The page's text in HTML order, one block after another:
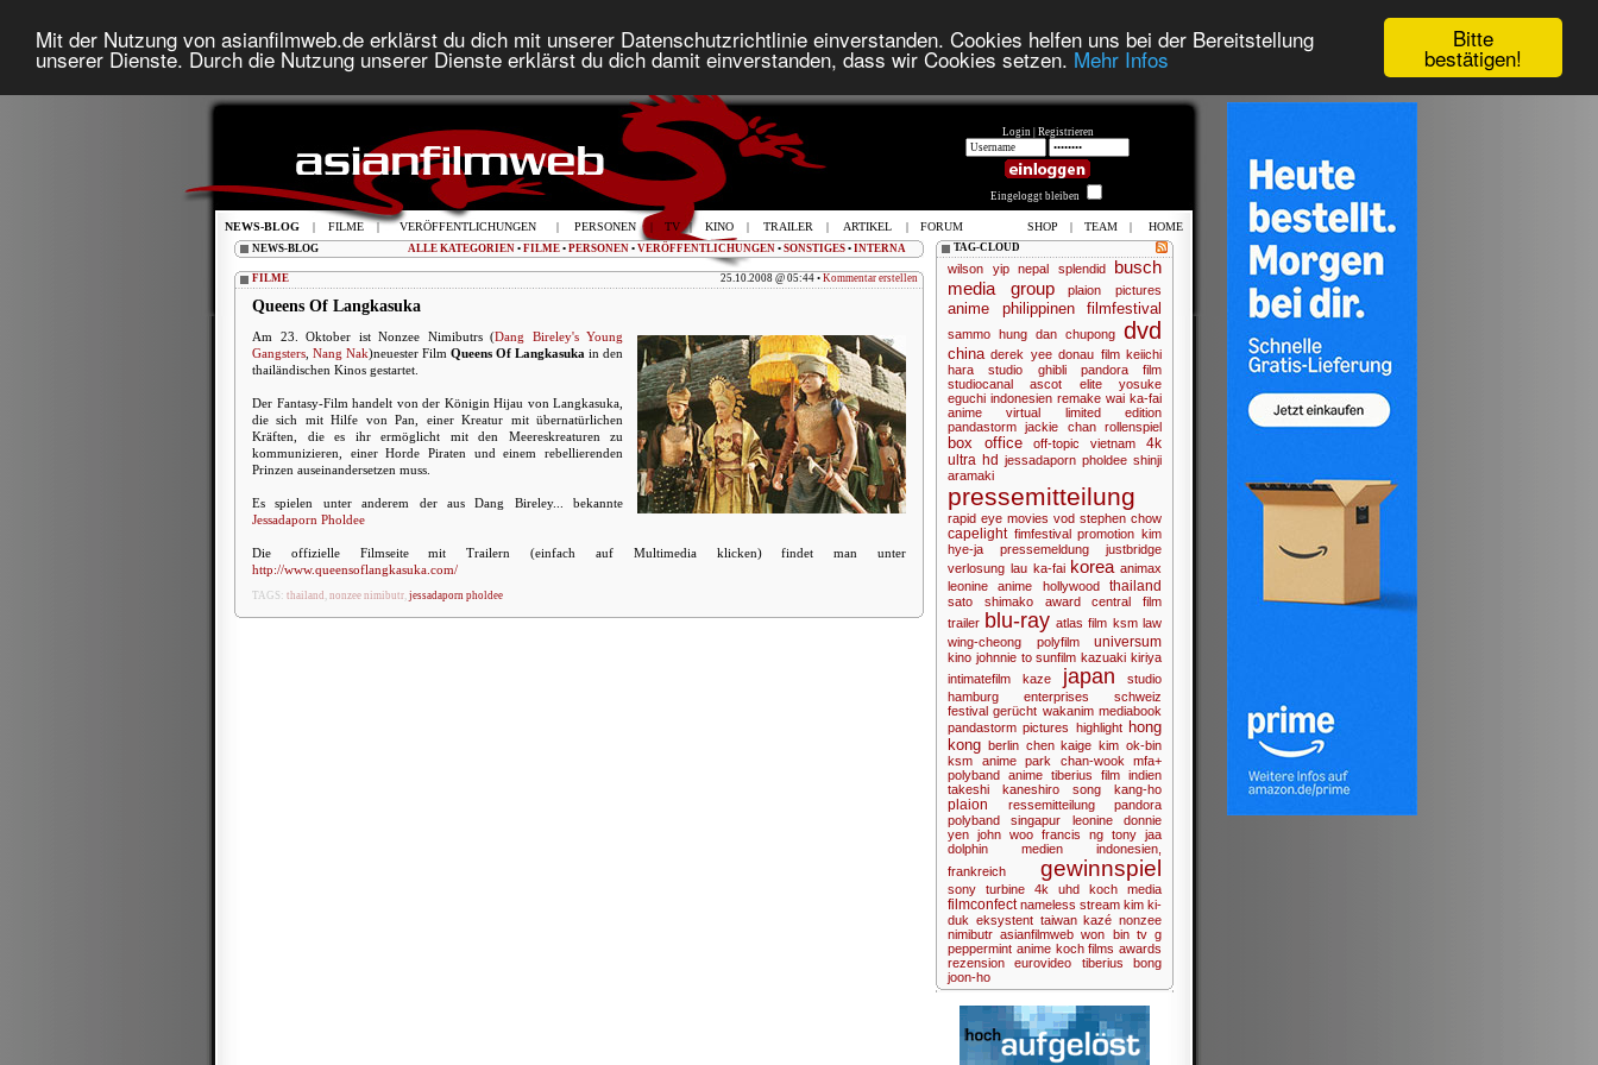
Bitte
bestätigen!
Mit der Nutzung von asianfilmweb.de erklärst du dich mit unserer Datenschutzrichtlinie einverstanden. Cookies helfen uns bei der Bereitstellung
unserer Dienste. Durch die Nutzung unserer Dienste erklärst du dich damit einverstanden, dass wir Cookies setzen. Mehr Infos
NEWS-BLOG | FILME | VERÖFFENTLICHUNGEN | PERSONEN | TV | KINO | TRAILER | ARTIKEL | FORUM SHOP | TEAM | HOME
Login | Registrieren
Eingeloggt bleiben
ALLE KATEGORIEN • FILME • PERSONEN • VERÖFFENTLICHUNGEN • SONSTIGES • INTERNA
NEWS-BLOG
25.10.2008 @ 05:44 • Kommentar erstellen
FILME
Queens Of Langkasuka
Am 23. Oktober ist Nonzee Nimibutrs (Dang Bireley's Young
Gangsters Nang Nak)neuester Film Queens Of Langkasuka in den
thailändischen Kinos gestartet.
Der Fantasy-Film handelt von der Königin Hijau von Langkasuka,
die sich mit Hilfe von Pan, einer Kreatur mit übernatürlichen
Kräften, die es ihr ermöglicht mit den Meereskreaturen zu
kommunizieren, einer Horde Piraten und einem rebellierenden
Prinzen auseinandersetzen muss.
Es spielen unter anderem der aus Dang Bireley... bekannte
Jessadaporn Pholdee
Die offizielle Filmseite mit Trailern (einfach auf Multimedia klicken) findet man unter
http://www.queensoflangkasuka.com/
TAGS: thailand , nonzee nimibutr, jessadaporn pholdee
TAG-CLOUD
wilson yip nepal splendid
busch
media group
plaion pictures
anime philippinen filmfestival
sammo hung dan chupong dvd
china derek yee donau film keiichi
hara
studio ghibli
pandora film
studiocanal
ascot elite
yosuke
eguchi indonesien remake wai ka-fai
anime virtual
limited edition
pandastorm
jackie chan rollenspiel
box office off-topic vietnam
4k
ultra hd jessadaporn pholdee shinji
aramaki
pressemitteilung
rapid eye movies vod stephen chow
capelight fimfestival promotion kim
hye-ja
pressemeldung
justbridge
verlosung lau ka-fai korea animax
leonine anime
hollywood thailand
sato shimako award
central film
trailer blu-ray atlas film ksm law
wing-cheong
polyfilm universum
kino johnnie to sunfilm kazuaki kiriya
intimatefilm
kaze japan
studio
hamburg enterprises
schweiz
festival gerücht wakanim mediabook
pandastorm pictures highlight
hong
kong berlin chen kaige kim ok-bin
ksm anime
park chan-wook
mfa+
polyband anime tiberius film indien
takeshi kaneshiro
song kang-ho
plaion ressemitteilung
pandora
polyband
singapur leonine
donnie
yen john woo francis ng tony jaa
dolphin medien
indonesien,
frankreich
gewinnspiel
sony turbine 4k uhd koch media
filmconfect nameless stream kim ki-
duk eksystent taiwan kazé nonzee
nimibutr asianfilmweb won bin tv g
peppermint anime koch films awards
rezension
eurovideo tiberius
bong
joon-ho